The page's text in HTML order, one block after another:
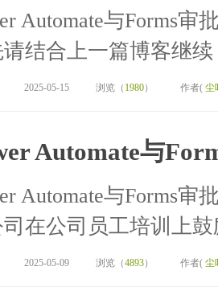
Automate与Forms
结合上一篇博客继续
2025-05-15 浏览（ 1980） 作者( 尘
Automate与
Automate与Forms
在公司员工培训上
2025-05-09 浏览（4893） 作者( 尘